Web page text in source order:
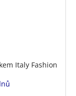
Italy Fashion